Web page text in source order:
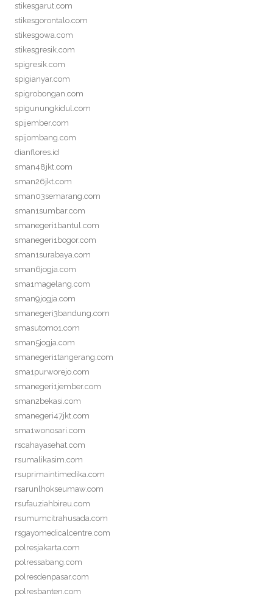
stikesgarut.com
stikesgorontalo.com
stikesgowa.com
stikesgresik.com
spigresik.com
spigianyar.com
spigrobongan.com
spigunungkidul.com
spijember.com
spijombang.com
dianflores.id
sman48jkt.com
sman26jkt.com
sman03semarang.com
sman1sumbar.com
smanegeri1bantul.com
smanegeri1bogor.com
sman1surabaya.com
sman6jogja.com
sma1magelang.com
sman9jogja.com
smanegeri3bandung.com
smasutomo1.com
sman5jogja.com
smanegeri1tangerang.com
sma1purworejo.com
smanegeri1jember.com
sman2bekasi.com
smanegeri47jkt.com
sma1wonosari.com
rscahayasehat.com
rsumalikasim.com
rsuprimaintimedika.com
rsarunlhokseumaw.com
rsufauziahbireu.com
rsumumcitrahusada.com
rsgayomedicalcentre.com
polresjakarta.com
polressabang.com
polresdenpasar.com
polresbanten.com